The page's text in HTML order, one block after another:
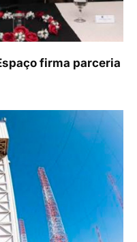
firma parceria